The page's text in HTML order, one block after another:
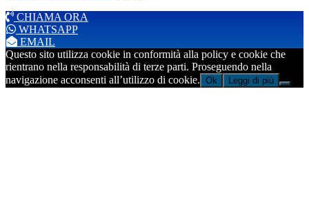
CHIAMA ORA
WHATSAPP
EMAIL
Questo sito utilizza cookie in conformità alla policy e cookie che
rientrano nella responsabilità di terze parti. Proseguendo nella
navigazione acconsenti all’utilizzo di cookie. Ok Leggi di più